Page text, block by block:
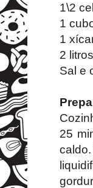
1\2
1
1
2
Sal e
25